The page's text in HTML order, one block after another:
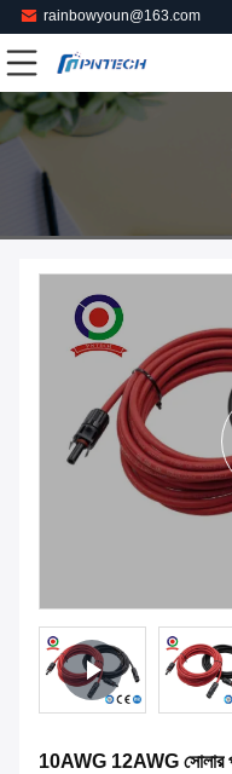
rainbowyoun@163.com
10AWG 12AWG সোলার